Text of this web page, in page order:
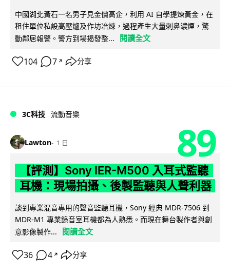
中國湖北黃石一名男子見金價高企，利用 AI 自學提煉黃金，在
租住單位私設高壓爐及作坊冶煉，過程產生大量刺鼻濃煙，驚
動鄰居報警。警方到場揭發整...
閱讀全文
104 7 ↗ 分享
3C科技 流動音樂
Lawton 1 日 89
【評測】Sony IER-M500 入耳式監聽
耳機：現場拍攝、後製監聽與人聲利器
談到專業混音專用的聲音監聽耳機，Sony 經典 MDR-7506 到
MDR-M1 專業錄音室耳機都為人熟悉。而現在舞台製作者與創
意影像製作...
閱讀全文
36 4 ↗ 分享